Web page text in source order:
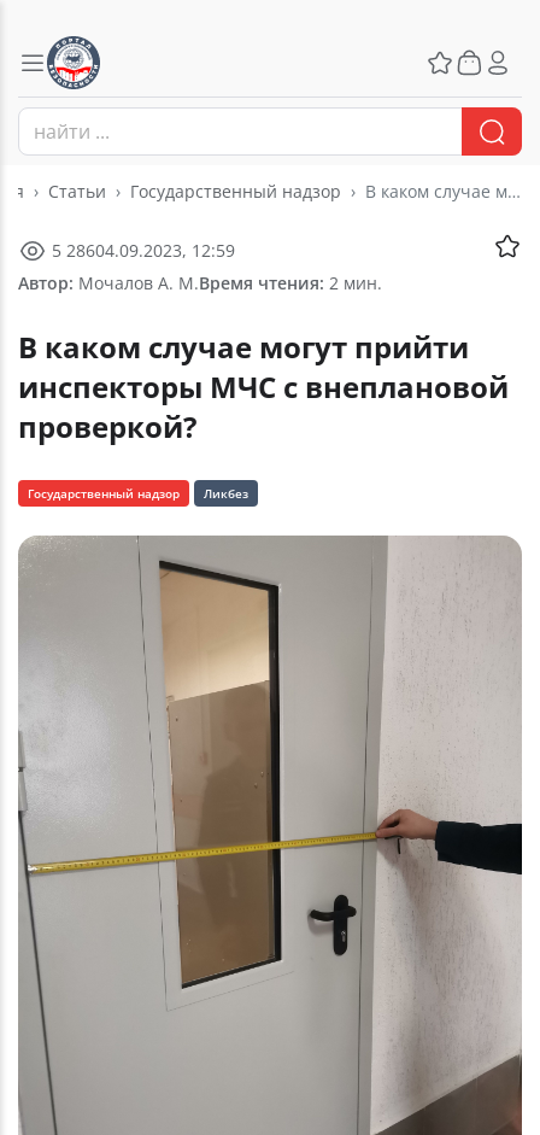
Статьи Государственный надзор В каком случае могут прийти инспекторы МЧС с внеплановой проверкой?
04.09.2023, 12:59
Автор: Мочалов А. М.
5 286
Время чтения: 2 мин.
В каком случае могут прийти
инспекторы МЧС с внеплановой
проверкой?
Государственный надзор Ликбез